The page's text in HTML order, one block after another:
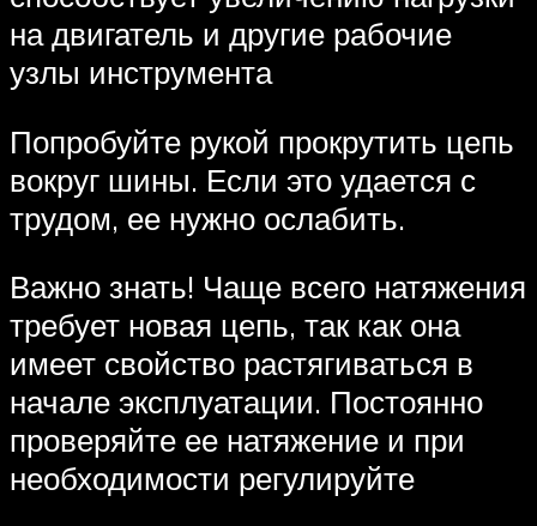
на двигатель и другие рабочие
узлы инструмента
Попробуйте рукой прокрутить цепь
вокруг шины. Если это удается с
трудом, ее нужно ослабить.
Важно знать! Чаще всего натяжения
требует новая цепь, так как она
имеет свойство растягиваться в
начале эксплуатации. Постоянно
проверяйте ее натяжение и при
необходимости регулируйте